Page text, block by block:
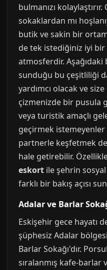
bulmanızı kolaylaştırır.
sokaklardan mı
butik ve sakin bir
de tek istediğiniz iyi
atmosferdir. Aşağıdaki
sunduğu bu çeşitliliği
yardımcı olacak ve
çizmenizde bir pusula
veya turistik amaçlı
geçirmek
partnerle keşfetmek
hale getirebilir.
eskort ile şehrin
farklı bir bakış açısı
Adalar ve Barlar
Eskişehir gece hayatı
şüphesiz Adalar
Barlar Sokağı'dır.
sıralanmış kafe-barlar